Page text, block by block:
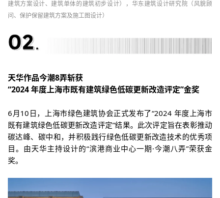
建筑方案设计、建筑单体的建筑初步设计），华东建筑设计研究院（风貌顾
问、保护保留建筑方案及施工图设计）
天华作品今潮8弄斩获
“2024 年度上海市既有建筑绿色低碳更新改造评定”金奖
6月10日，上海市绿色建筑协会正式发布了“2024 年度上海市
既有建筑绿色低碳更新改造评定”结果。此次评定旨在表彰推动
碳达峰、碳中和，并积极践行绿色低碳更新改造技术的优秀项
目。由天华主持设计的“滨港商业中心一期·今潮八弄”荣获金
奖。